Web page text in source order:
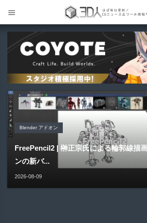
Blender アドオン
FreePencil2 | 榊正宗氏による輪郭線描
ンの新バ...
2026-08-09
メイキング
GPT-Live × UE5 VR | 会話して触れて反
ター！...
2026-08-09
Blender アドオン
HairStyler | Blender向けヘアー作成支
場！
2026-08-09
Blender アドオン
Buldozer | Blender向けリトポロジーツ
ン！
2026-08-09
Gizmify Media Plane 2 | MP4・AVI・
2026-08-08
サイト内